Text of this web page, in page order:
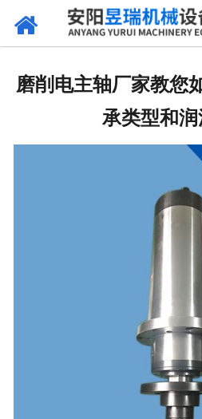
磨削电主轴厂家教您
承类型和